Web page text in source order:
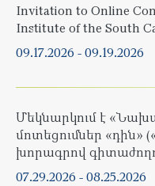
Invitation to Online
Institute of the South
09.17.2026 -09.19.2026
Մեկնարկում է
մոտեցումներ «դին»
խորագրով
07.29.2026 -08.25.2026